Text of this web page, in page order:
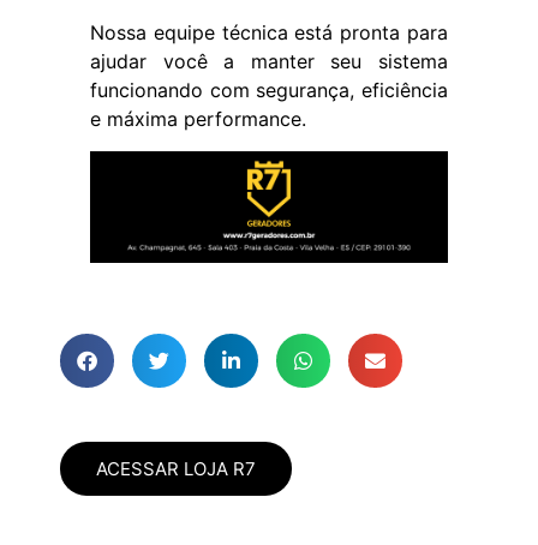
Nossa equipe técnica está pronta para
ajudar você a manter seu sistema
funcionando com segurança, eficiência
e máxima performance.
ACESSAR LOJA R7